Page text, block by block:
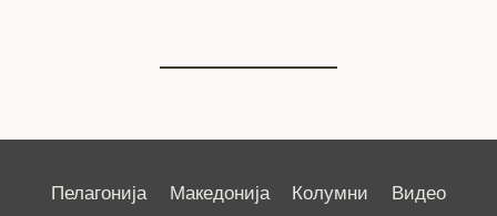
Пелагонија Македонија Колумни
Видео